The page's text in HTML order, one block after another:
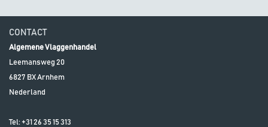
CONTACT
Algemene Vlaggenhandel
Leemansweg 20
6827 BXArnhem
Nederland
Tel: +31 26 35 15 313